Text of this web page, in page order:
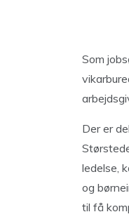
Som
Der er
ledelse,
og
til få